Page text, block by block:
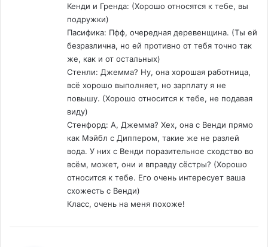
Кенди и Гренда: (Хорошо относятся к тебе, вы
подружки)
Пасифика: Пфф, очередная деревенщина. (Ты ей
безразлична, но ей противно от тебя точно так
же, как и от остальных)
Стенли: Джемма? Ну, она хорошая работница,
всё хорошо выполняет, но зарплату я не
повышу. (Хорошо относится к тебе, не подавая
виду)
Стенфорд: А, Джемма? Хех, она с Венди прямо
как Мэйбл с Диппером, такие же не разлей
вода. У них с Венди поразительное сходство во
всём, может, они и вправду сёстры? (Хорошо
относится к тебе. Его очень интересует ваша
схожесть с Венди)
Класс, очень на меня похоже!